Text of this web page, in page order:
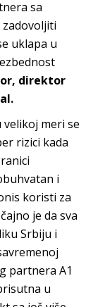
sa
uklapa u
direktor
velikoj meri se
rizici kada
i
koristi za
je da sva
Srbiju i
partnera A1
u